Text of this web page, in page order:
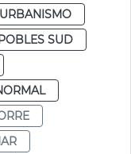
URBANISMO
SUD